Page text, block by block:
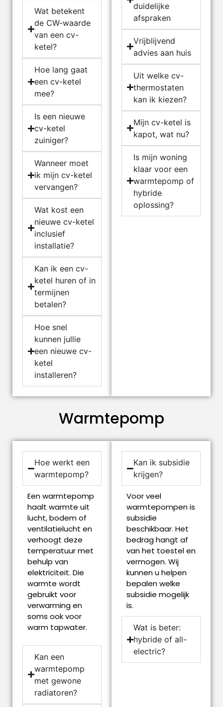
Wat betekent
de CW-waarde
van een cv-
ketel?
Hoe lang gaat
een cv-ketel
mee?
Is een nieuwe
cv-ketel
zuiniger?
Wanneer moet
ik mijn cv-ketel
vervangen?
Wat kost een
nieuwe cv-ketel
inclusief
installatie?
Kan ik een cv-
ketel huren of in
termijnen
betalen?
Hoe snel
kunnen jullie
een nieuwe cv-
ketel
installeren?
duidelijke
afspraken
Vrijblijvend
advies aan huis
Uit welke cv-
thermostaten
kan ik kiezen?
Mijn cv-ketel is
kapot, wat nu?
Is mijn woning
klaar voor een
warmtepomp of
hybride
oplossing?
Warmtepomp
Hoe werkt een
warmtepomp?
Een warmtepomp
haalt warmte uit
lucht, bodem of
ventilatielucht en
verhoogt deze
temperatuur met
behulp van
elektriciteit. Die
warmte wordt
gebruikt voor
verwarming en
soms ook voor
warm tapwater.
Kan een
warmtepomp
met gewone
radiatoren?
Kan ik subsidie
krijgen?
Voor veel
warmtepompen is
subsidie
beschikbaar. Het
bedrag hangt af
van het toestel en
vermogen. Wij
kunnen u helpen
bepalen welke
subsidie mogelijk
is.
Wat is beter:
hybride of all-
electric?